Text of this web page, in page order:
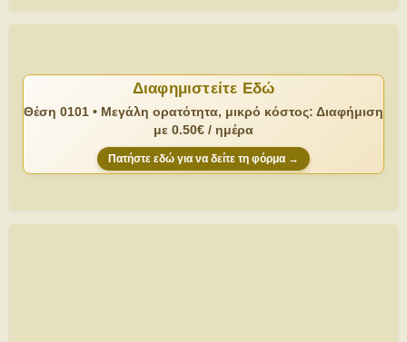
Διαφημιστείτε Εδώ
Θέση 0101 • Μεγάλη ορατότητα, μικρό κόστος: Διαφήμιση
με 0.50€ / ημέρα
Πατήστε εδώ για να δείτε τη φόρμα →